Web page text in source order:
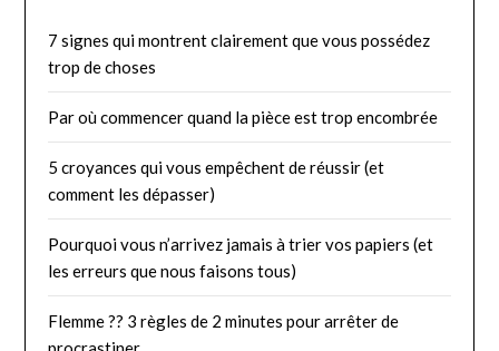
7 signes qui montrent clairement que vous possédez
trop de choses
Par où commencer quand la pièce est trop encombrée
5 croyances qui vous empêchent de réussir (et
comment les dépasser)
Pourquoi vous n’arrivez jamais à trier vos papiers (et
les erreurs que nous faisons tous)
Flemme ?? 3 règles de 2 minutes pour arrêter de